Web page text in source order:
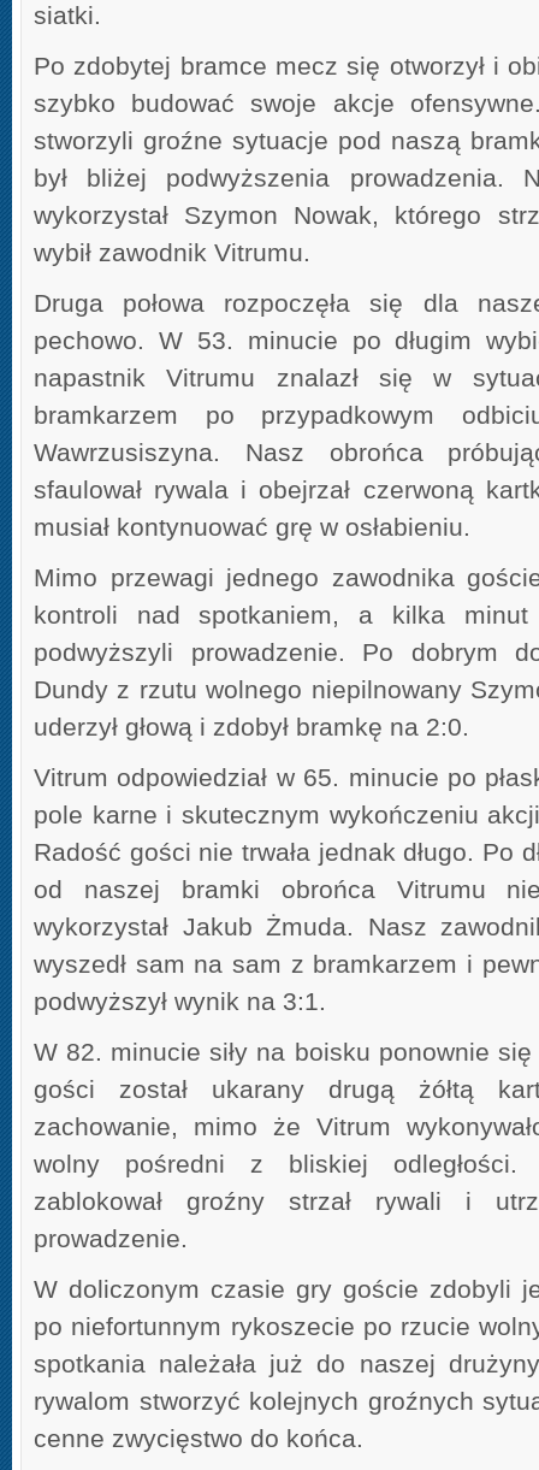
siatki.
Po zdobytej bramce mecz się otworzył i
szybko budować swoje akcje
stworzyli groźne sytuacje pod naszą
był bliżej podwyższenia prowadzenia.
wykorzystał Szymon Nowak, którego
wybił zawodnik Vitrumu.
Druga połowa rozpoczęła się dla
pechowo. W 53. minucie po długim
napastnik Vitrumu znalazł się w
bramkarzem po przypadkowym
Wawrzusiszyna. Nasz obrońca
sfaulował rywala i obejrzał czerwoną
musiał kontynuować grę w osłabieniu.
Mimo przewagi jednego zawodnika
kontroli nad spotkaniem, a kilka minut
podwyższyli prowadzenie. Po dobrym
Dundy z rzutu wolnego niepilnowany
uderzył głową i zdobył bramkę na 2:0.
Vitrum odpowiedział w 65. minucie po
pole karne i skutecznym wykończeniu
Radość gości nie trwała jednak długo. Po
od naszej bramki obrońca Vitrumu
wykorzystał Jakub Żmuda. Nasz
wyszedł sam na sam z bramkarzem i
podwyższył wynik na 3:1.
W 82. minucie siły na boisku ponownie się
gości został ukarany drugą żółtą
zachowanie, mimo że Vitrum
wolny pośredni z bliskiej odległości.
zablokował groźny strzał rywali i
prowadzenie.
W doliczonym czasie gry goście zdobyli
po niefortunnym rykoszecie po rzucie
spotkania należała już do naszej
rywalom stworzyć kolejnych groźnych
cenne zwycięstwo do końca.